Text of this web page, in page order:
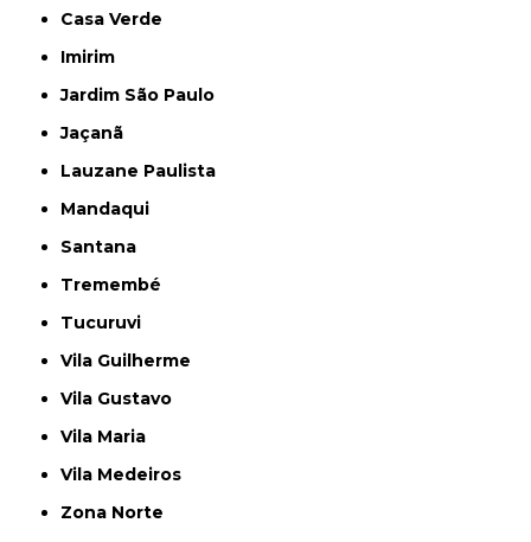
Casa Verde
Imirim
Jardim São Paulo
Jaçanã
Lauzane Paulista
Mandaqui
Santana
Tremembé
Tucuruvi
Vila Guilherme
Vila Gustavo
Vila Maria
Vila Medeiros
Zona Norte